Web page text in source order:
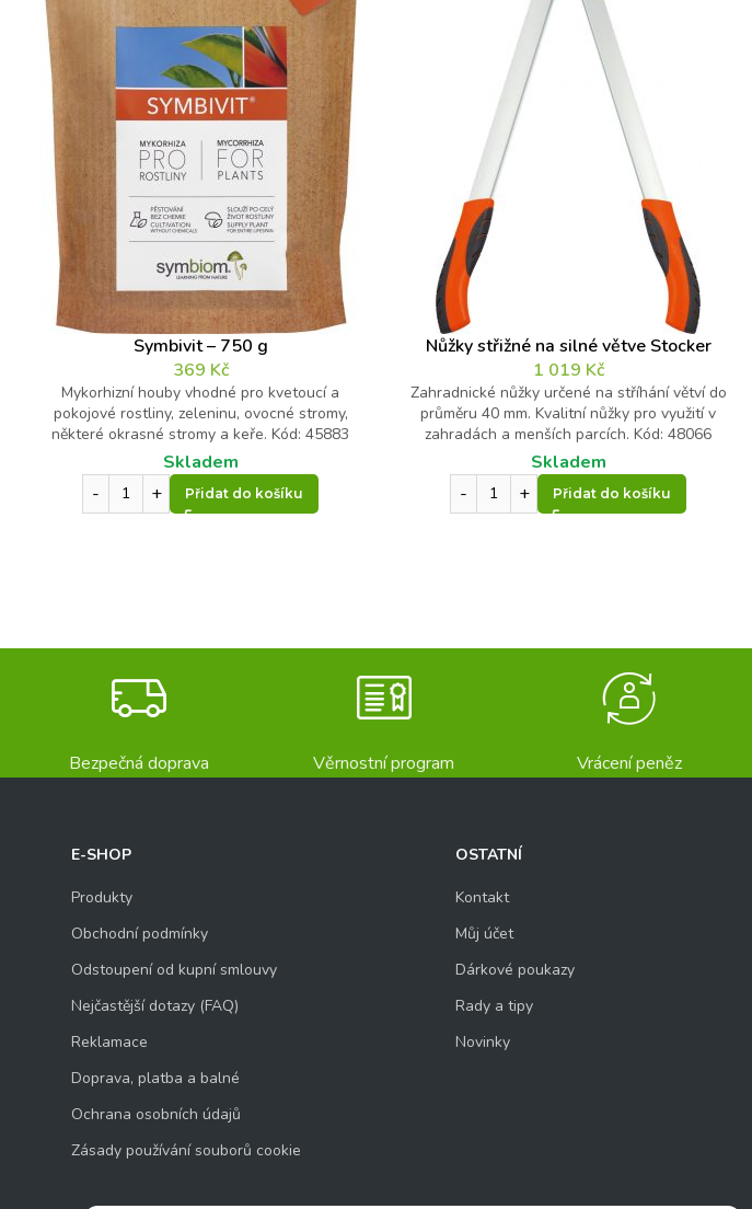
Symbivit – 750 g
369 Kč
Mykorhizní houby vhodné pro kvetoucí a
pokojové rostliny, zeleninu, ovocné stromy,
některé okrasné stromy a keře. Kód: 45883
Skladem
Přidat do košíku
Nůžky střižné na silné větve Stocker
1 019 Kč
Zahradnické nůžky určené na stříhání větví do
průměru 40 mm. Kvalitní nůžky pro využití v
zahradách a menších parcích. Kód: 48066
Skladem
Přidat do košíku
Bezpečná doprava Věrnostní program Vrácení peněz
E-SHOP
Produkty
Obchodní podmínky
Odstoupení od kupní smlouvy
Nejčastější dotazy (FAQ)
Reklamace
Doprava, platba a balné
Ochrana osobních údajů
Zásady používání souborů cookie
OSTATNÍ
Kontakt
Můj účet
Dárkové poukazy
Rady a tipy
Novinky